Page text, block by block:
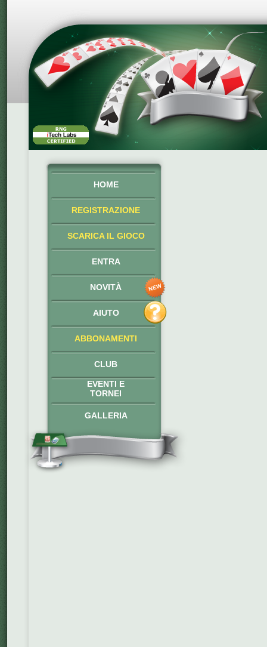
HOME
REGISTRAZIONE
SCARICA IL GIOCO
ENTRA
NOVITÀ
AIUTO
ABBONAMENTI
CLUB
EVENTI E
TORNEI
GALLERIA